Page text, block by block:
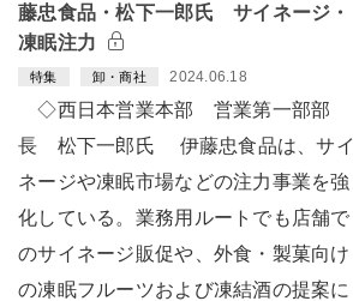
藤忠食品・松下一郎氏 サイネージ・
凍眠注力
特集 卸・商社 2024.06.18
◇西日本営業本部 営業第一部部
長 松下一郎氏 伊藤忠食品は、サイ
ネージや凍眠市場などの注力事業を強
化している。業務用ルートでも店舗で
のサイネージ販促や、外食・製菓向け
の凍眠フルーツおよび凍結酒の提案に